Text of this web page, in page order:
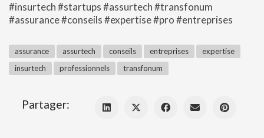
#insurtech #startups #assurtech #transfonum
#assurance #conseils #expertise #pro #entreprises
assurance assurtech conseils entreprises
expertise
insurtech
professionnels transfonum
Partager: